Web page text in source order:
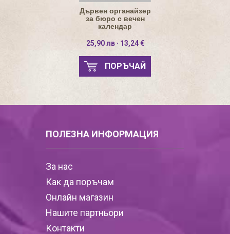
Дървен органайзер
за бюро с вечен
календар
25,90 лв · 13,24 €
ПОРЪЧАЙ
ПОЛЕЗНА ИНФОРМАЦИЯ
За нас
Как да поръчам
Онлайн магазин
Нашите партньори
Контакти